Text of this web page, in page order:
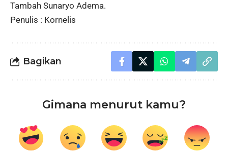
Tambah Sunaryo Adema.
Penulis : Kornelis
Bagikan
Gimana menurut kamu?